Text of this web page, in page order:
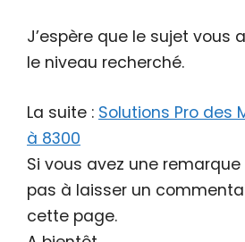
J’espère que le sujet vous
le niveau recherché.
La suite : Solutions Pro des
à 8300
Si vous avez une remarque
pas à laisser un
cette page.